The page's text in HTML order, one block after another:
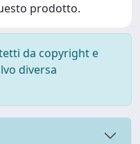
prodotto.
da copyright e
diversa